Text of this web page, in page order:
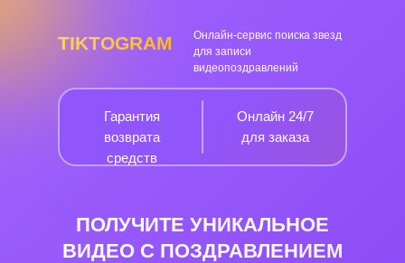
TIKTOGRAM
Онлайн-сервис поиска звезд
для записи
видеопоздравлений
ПОЛУЧИТЕ УНИКАЛЬНОЕ
ВИДЕО С ПОЗДРАВЛЕНИЕМ
Онлайн 24/7
для заказа
Гарантия
возврата
средств